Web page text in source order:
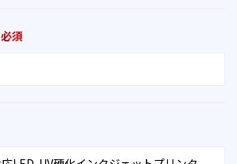
必須